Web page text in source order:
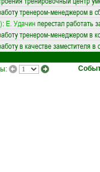
тренером-менеджером в
: Е. Удачинперестал работать
тренером-менеджером в
в качестве заместителя